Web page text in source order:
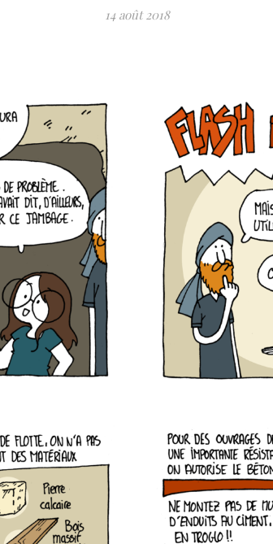
14 août 2018